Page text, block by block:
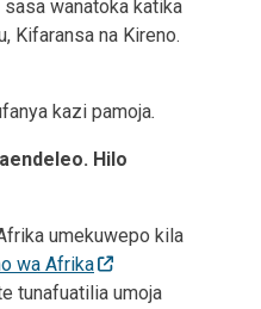
wanatoka katika
Kifaransa na Kireno.
kazi pamoja.
Hilo
umekuwepo kila
wa Afrika
tunafuatilia umoja